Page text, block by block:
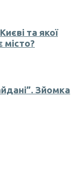
та якої
місто?
Зйомка